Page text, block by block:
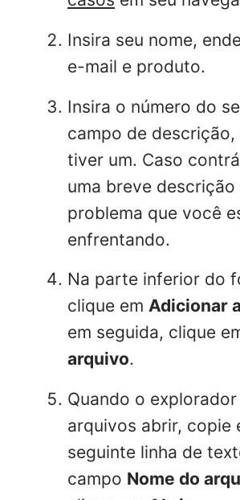
Insira seu nome,
e-mail e produto.
Insira o número do
campo de
tiver um. Caso
uma breve descrição
problema que você
enfrentando.
Na parte inferior do
clique em Adicionar
em seguida, clique
arquivo.
Quando o
arquivos abrir, copie
seguinte linha de
campo Nome do